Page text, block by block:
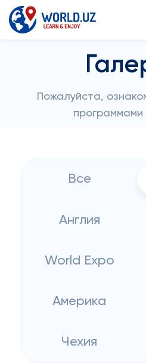
Пожалуйста,
программами
Все
Англия
World Expo
Америка
Чехия